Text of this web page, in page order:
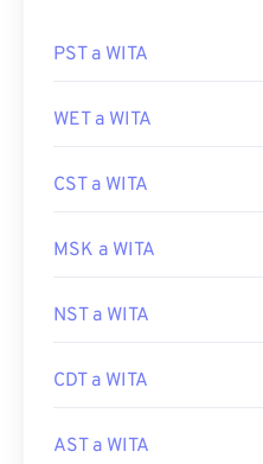
PST a WITA
WET a WITA
CST a WITA
MSK a WITA
NST a WITA
CDT a WITA
AST a WITA